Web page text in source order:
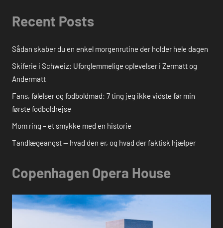
Recent Posts
Sådan skaber du en enkel morgenrutine der holder hele dagen
Skiferie i Schweiz: Uforglemmelige oplevelser i Zermatt og
Andermatt
Fans, følelser og fodboldmad: 7 ting jeg ikke vidste før min
første fodboldrejse
Mom ring – et smykke med en historie
Tandlægeangst — hvad den er, og hvad der faktisk hjælper
Copenhagen Opera House